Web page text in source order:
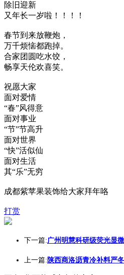
除旧迎新
又年长一岁啦！！！！
春节到来放鞭炮，
万千烦恼都跑掉。
合家团圆吃水饺，
畅享天伦欢喜笑。
祝愿大家
面对爱情
“春”风得意
面对事业
“节”节高升
面对世界
“快”活似仙
面对生活
其“乐”无穷
成都紫苹果装饰给大家拜年咯
打赏
下一篇:广州明慧科研级荧光显
上一篇: 陕西商洛沥青冷补料严